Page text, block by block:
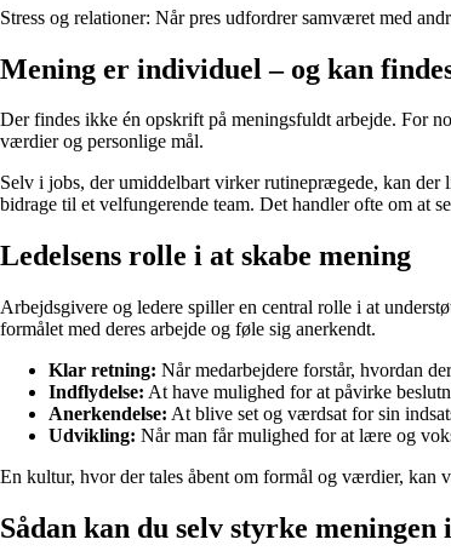
Stress og relationer: Når pres udfordrer samværet med
Mening er individuel – og kan
Der findes ikke én opskrift på meningsfuldt arbejde. For
værdier og personlige mål.
Selv i jobs, der umiddelbart virker rutineprægede, kan der
bidrage til et velfungerende team. Det handler ofte om at
Ledelsens rolle i at skabe mening
Arbejdsgivere og ledere spiller en central rolle i at
formålet med deres arbejde og føle sig anerkendt.
Klar retning: Når medarbejdere forstår, hvordan
Indflydelse: At have mulighed for at påvirke
Anerkendelse: At blive set og værdsat for sin
Udvikling: Når man får mulighed for at lære og
En kultur, hvor der tales åbent om formål og værdier, kan
Sådan kan du selv styrke